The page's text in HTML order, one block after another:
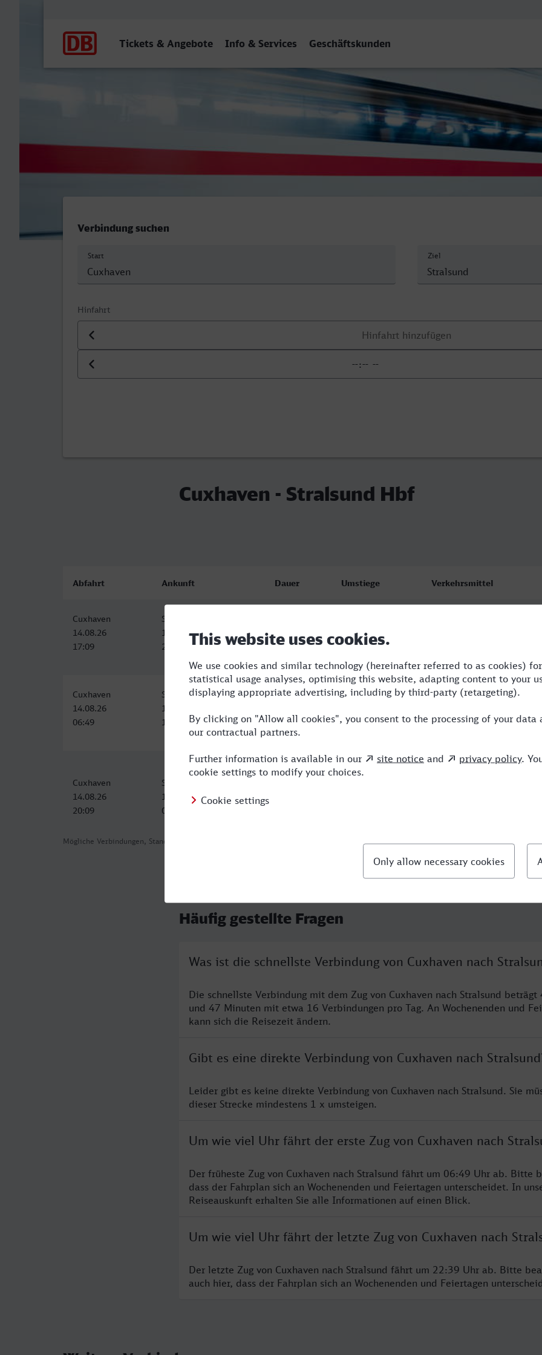
Tickets & Angebote Info & Services Geschäftskunden
Verbindung suchen
Start Ziel
Hinfahrt
Datum der Hinfahrt
Uhrzeit der Hinfahrt
Cuxhaven - Stralsund Hbf
Mögliche Verbindungen, Stand: 2026-07-31 00:36
Abfahrt Ankunft Dauer Umstiege Verkehrsmittel
Cuxhaven
14.08.26
17:09
Stralsund Hbf
14.08.26
21:56
Cuxhaven
14.08.26
06:49
Stralsund Hbf
14.08.26
11:53
5:04 1 RSU,ICE
Cuxhaven
14.08.26
20:09
Stralsund Hbf
15.08.26
05:56
Häufig gestellte Fragen
Was ist die schnellste Verbindung von Cuxhaven nach
Die schnellste Verbindung mit dem Zug von Cuxhaven nach Stralsund beträgt
und 47 Minuten mit etwa 16 Verbindungen pro Tag. An Wochenenden und
kann sich die Reisezeit ändern.
Gibt es eine direkte Verbindung von Cuxhaven nach
Leider gibt es keine direkte Verbindung von Cuxhaven nach Stralsund. Sie
dieser Strecke mindestens 1 x umsteigen.
Um wie viel Uhr fährt der erste Zug von Cuxhaven nach
Der früheste Zug von Cuxhaven nach Stralsund fährt um 06:49 Uhr ab. Bitte
dass der Fahrplan sich an Wochenenden und Feiertagen unterscheidet. In
Reiseauskunft erhalten Sie alle Informationen auf einen Blick.
Um wie viel Uhr fährt der letzte Zug von Cuxhaven nach
Der letzte Zug von Cuxhaven nach Stralsund fährt um 22:39 Uhr ab. Bitte
auch hier, dass der Fahrplan sich an Wochenenden und Feiertagen